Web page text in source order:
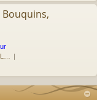
Bouquins,